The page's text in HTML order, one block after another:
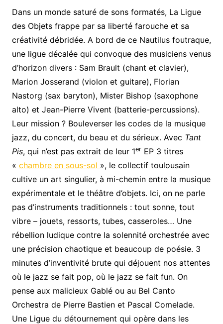
Dans un monde saturé de sons formatés, La Ligue
des Objets frappe par sa liberté farouche et sa
créativité débridée. A bord de ce Nautilus foutraque,
une ligue décalée qui convoque des musiciens venus
d’horizon divers : Sam Brault (chant et clavier),
Marion Josserand (violon et guitare), Florian
Nastorg (sax baryton), Mister Bishop (saxophone
alto) et Jean-Pierre Vivent (batterie-percussions).
Leur mission ? Bouleverser les codes de la musique
jazz, du concert, du beau et du sérieux. Avec Tant
Pis, qui n’est pas extrait de leur 1erEP 3 titres
« chambre en sous-sol », le collectif toulousain
cultive un art singulier, à mi-chemin entre la musique
expérimentale et le théâtre d’objets. Ici, on ne parle
pas d’instruments traditionnels : tout sonne, tout
vibre – jouets, ressorts, tubes, casseroles… Une
rébellion ludique contre la solennité orchestrée avec
une précision chaotique et beaucoup de poésie. 3
minutes d’inventivité brute qui déjouent nos attentes
où le jazz se fait pop, où le jazz se fait fun. On
pense aux malicieux Gablé ou au Bel Canto
Orchestra de Pierre Bastien et Pascal Comelade.
Une Ligue du détournement qui opère dans les